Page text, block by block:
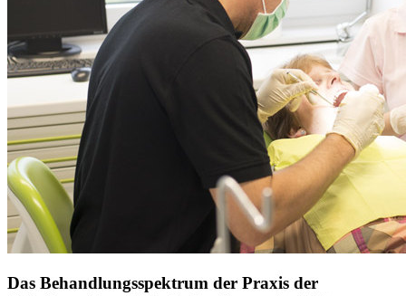
Das Behandlungsspektrum der Praxis der